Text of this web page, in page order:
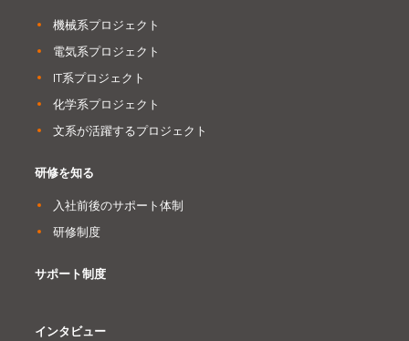
機械系プロジェクト
電気系プロジェクト
IT系プロジェクト
化学系プロジェクト
文系が活躍するプロジェクト
研修を知る
入社前後のサポート体制
研修制度
サポート制度
インタビュー